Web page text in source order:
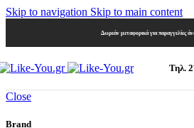
Skip to navigation Skip to main content
Δωρεάν μεταφορικά για παραγγελίες
Τηλ.
Close
Brand